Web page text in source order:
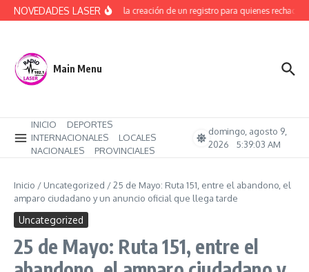
Saltar al contenido
NOVEDADES LASERAvanza la creación de un registro para quienes rechacen
Main Menu
INICIO
DEPORTES
INTERNACIONALES
LOCALES
NACIONALES
PROVINCIALES
domingo, agosto 9,
2026
5:39:04 AM
Inicio / Uncategorized /25 de Mayo: Ruta 151, entre el abandono, el
amparo ciudadano y un anuncio oficial que llega tarde
Uncategorized
25 de Mayo: Ruta 151, entre el